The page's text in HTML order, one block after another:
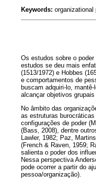
Keywords:
Os estudos sobre o
estudos se deu mais
(1513/1972) e Hobbes
e comportamentos de
buscam adquiri-lo,
alcançar objetivos grupais
No âmbito das
as estruturas
configurações de poder
(Bass, 2008), dentre
Lawler, 1982; Paz,
(French & Raven, 1959;
salienta o poder dos
Nessa perspectiva
pode ocorrer a partir do
pessoa/organização).